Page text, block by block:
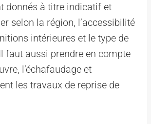
donnés à titre indicatif et
selon la région, l’accessibilité
intérieures et le type de
faut aussi prendre en compte
l’échafaudage et
les travaux de reprise de